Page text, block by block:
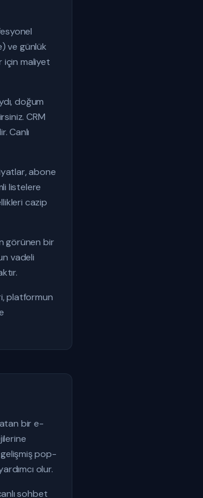
ve günlük
için maliyet
doğum
CRM
Canlı
abone
listelere
cazip
görünen bir
vadeli
platformun
bir e-
pop-
olur.
sohbet